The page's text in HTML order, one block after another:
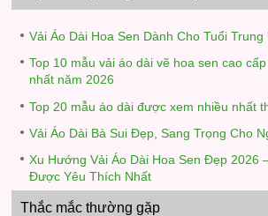
Vải Áo Dài Hoa Sen Dành Cho Tuổi Trung
Top 10 mẫu vải áo dài vẽ hoa sen cao
nhất năm 2026
Top 20 mẫu áo dài được xem nhiều nhất
Vải Áo Dài Bà Sui Đẹp, Sang Trọng Cho
Xu Hướng Vải Áo Dài Hoa Sen Đẹp 2026
Được Yêu Thích Nhất
Thắc mắc thường gặp